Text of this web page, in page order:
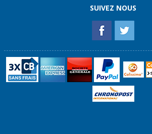
SUIVEZ NOUS